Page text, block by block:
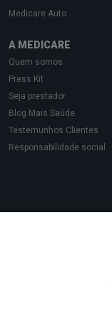
Medicare Auto
A MEDICARE
Quem somos
Press Kit
Seja prestador
Blog Mais Saúde
Testemunhos Clientes
Responsabilidade social